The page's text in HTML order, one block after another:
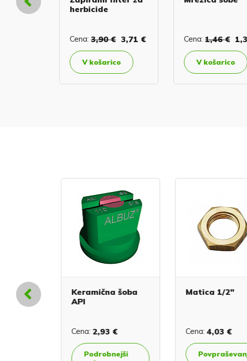
herbicide
Cena: 3,90 € 3,71 €
V košarico
Cena: 1,46 €
V košarico
30 AP
Keramična šoba
API
Cena: 2,93 €
Podrobnejši
Matica 1/2"
Cena: 4,03 €